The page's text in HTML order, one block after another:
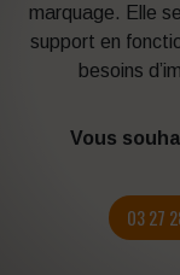
marquage. Elle
support en
besoins
Vous
03 27